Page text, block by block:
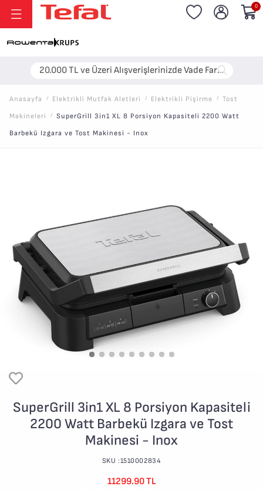
20.000 TL ve Üzeri Alışverişlerinizde Vade Farksız 6 Taksit!
0
Anasayfa / Elektri̇kli̇ Mutfak Aletleri̇ / Elektri̇kli̇ Pi̇şi̇rme / Tost
Makineleri
/ SuperGrill 3in1 XL 8 Porsiyon Kapasiteli 2200 Watt
Barbekü Izgara ve Tost Makinesi - Inox
SuperGrill 3in1 XL 8 Porsiyon Kapasiteli
2200 Watt Barbekü Izgara ve Tost
Makinesi - Inox
SKU :1510002834
11299.90 TL